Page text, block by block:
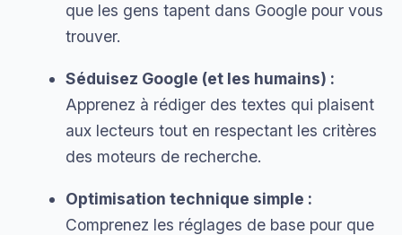
que les gens tapent dans Google pour vous
trouver.
Séduisez Google (et les humains) :
Apprenez à rédiger des textes qui plaisent
aux lecteurs tout en respectant les critères
des moteurs de recherche.
Optimisation technique simple :
Comprenez les réglages de base pour que